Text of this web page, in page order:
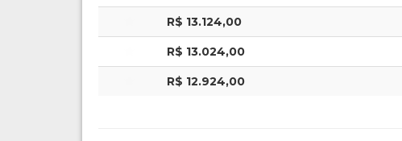
R$ 13.124,00
R$ 13.024,00
R$ 12.924,00